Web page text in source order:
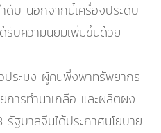
บ นอกจากนี้เครื่องประดับ
รับความนิยมเพิ่มขึ้นด้วย
ประมง ผู้คนพึ่งพาทรัพยากร
การทำนาเกลือ และผลิตผง
ฐบาลจีนได้ประกาศนโยบาย